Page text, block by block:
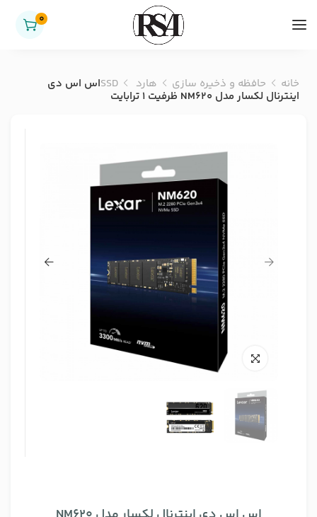
0
خانه حافظه و ذخیره سازی هارد SSD اس اس دی
اینترنال لکسار مدل NM620 ظرفیت 1 ترابایت